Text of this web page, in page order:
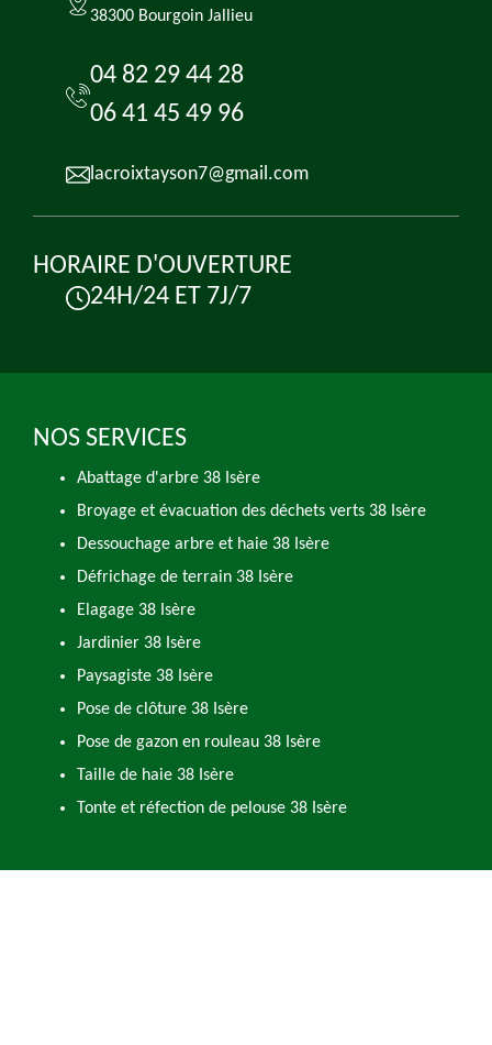
38300 Bourgoin Jallieu
04 82 29 44 28
06 41 45 49 96
lacroixtayson7@gmail.com
HORAIRE D'OUVERTURE
24H/24 ET 7J/7
NOS SERVICES
Abattage d'arbre 38 Isère
Broyage et évacuation des déchets verts 38 Isère
Dessouchage arbre et haie 38 Isère
Défrichage de terrain 38 Isère
Elagage 38 Isère
Jardinier 38 Isère
Paysagiste 38 Isère
Pose de clôture 38 Isère
Pose de gazon en rouleau 38 Isère
Taille de haie 38 Isère
Tonte et réfection de pelouse 38 Isère